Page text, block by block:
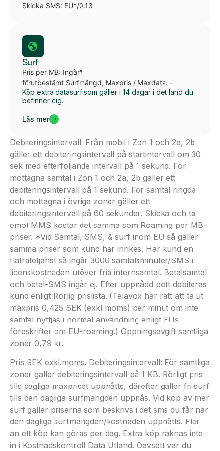
Skicka SMS: EU*/0.13
Surf
Pris per MB: Ingår*
förutbestämt Surfmängd, Maxpris / Maxdata: -
Köp extra datasurf som gäller i 14 dagar i det land du
befinner dig.
Läs mer
Debiteringsintervall: Från mobil i Zon 1 och 2a, 2b
gäller ett debiteringsintervall på startintervall om 30
sek med efterföljande intervall på 1 sekund. För
mottagna samtal i Zon 1 och 2a, 2b gäller ett
debiteringsintervall på 1 sekund. För samtal ringda
och mottagna i övriga zoner gäller ett
debiteringsintervall på 60 sekunder. Skicka och ta
emot MMS kostar det samma som Roaming per MB-
priser. *Vid Samtal, SMS, & surf inom EU så gäller
samma priser som kund har inrikes. Har kund en
flatratetjänst så ingår 3000 samtalsminuter/SMS i
licenskostnaden utöver fria internsamtal. Betalsamtal
och betal-SMS ingår ej. Efter uppnådd pott debiteras
kund enligt Rörlig prislista. (Telavox har rätt att ta ut
maxpris 0,425 SEK (exkl moms) per minut om inte
samtal nyttjas i normal användning enligt EUs
föreskrifter om EU-roaming.) Öppningsavgift samtliga
zoner 0,79 kr.
Pris SEK exkl.moms. Debiteringsintervall: För samtliga
zoner gäller debiteringsintervall på 1 KB. Rörligt pris
tills dagliga maxpriset uppnåtts, därefter gäller fri surf
tills den dagliga surfmängden uppnås. Vid köp av mer
surf gäller priserna som beskrivs i det sms du får när
den dagliga surfmängden/kostnaden uppnåtts. Fler
än ett köp kan göras per dag. Extra köp räknas inte
in i Kostnadskontroll Data Utland. Oavsett var du